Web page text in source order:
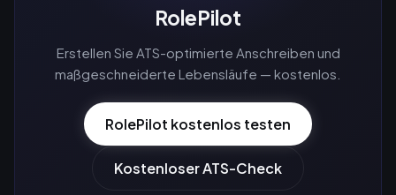
RolePilot
Erstellen Sie ATS-optimierte Anschreiben und
maßgeschneiderte Lebensläufe — kostenlos.
RolePilot kostenlos testen
Kostenloser ATS-Check